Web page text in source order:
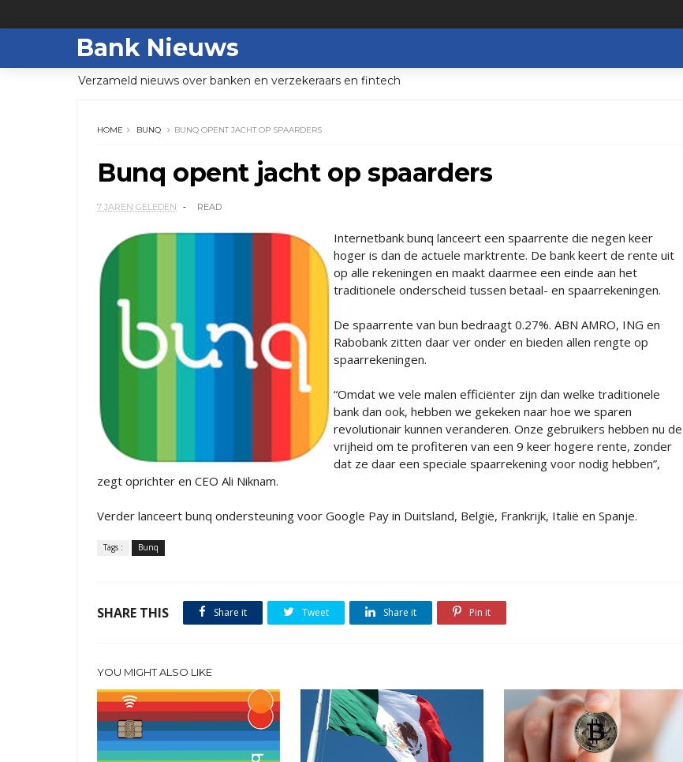
Bank Nieuws
Verzameld nieuws over banken en verzekeraars en fintech
HOME BUNQ BUNQ OPENT JACHT OP SPAARDERS
Bunq opent jacht op spaarders
7 JAREN GELEDEN READ
Internetbank bunq lanceert een spaarrente die negen keer
hoger is dan de actuele marktrente. De bank keert de rente uit
op alle rekeningen en maakt daarmee een einde aan het
traditionele onderscheid tussen betaal- en spaarrekeningen.
De spaarrente van bun bedraagt 0.27%. ABN AMRO, ING en
Rabobank zitten daar ver onder en bieden allen rengte op
spaarrekeningen.
“Omdat we vele malen efficiënter zijn dan welke traditionele
bank dan ook, hebben we gekeken naar hoe we sparen
revolutionair kunnen veranderen. Onze gebruikers hebben nu de
vrijheid om te profiteren van een 9 keer hogere rente, zonder
dat ze daar een speciale spaarrekening voor nodig hebben”,
zegt oprichter en CEO Ali Niknam.
Verder lanceert bunq ondersteuning voor Google Pay in Duitsland, België, Frankrijk, Italië en Spanje.
Tags : Bunq
SHARE THIS Share it Tweet Share it Pin it
YOU MIGHT ALSO LIKE